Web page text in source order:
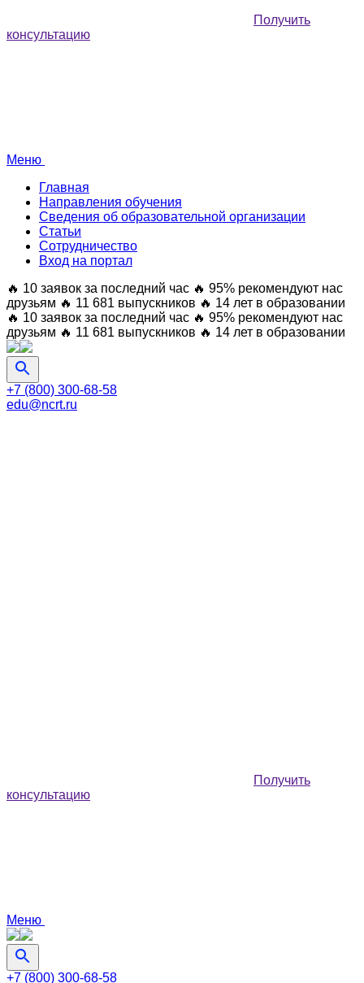
Получить
консультацию
Меню
Главная
Направления обучения
Сведения об образовательной организации
Статьи
Сотрудничество
Вход на портал
🔥 10 заявок за последний час 🔥 95% рекомендуют нас
друзьям 🔥 11 681 выпускников 🔥 14 лет в образовании
🔥 10 заявок за последний час 🔥 95% рекомендуют нас
друзьям 🔥 11 681 выпускников 🔥 14 лет в образовании
+7 (800) 300-68-58
edu@ncrt.ru
Получить
консультацию
Меню
+7 (800) 300-68-58